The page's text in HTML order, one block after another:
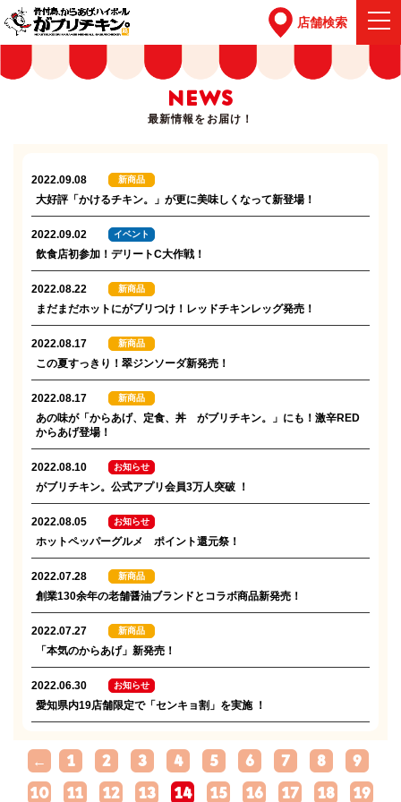
店舗検索
NEWS
最新情報をお届け！
2022.09.08 新商品
大好評「かけるチキン。」が更に美味しくなって新登場！
2022.09.02 イベント
飲食店初参加！デリートC大作戦！
2022.08.22 新商品
まだまだホットにがブリつけ！レッドチキンレッグ発売！
2022.08.17 新商品
この夏すっきり！翠ジンソーダ新発売！
2022.08.17 新商品
あの味が「からあげ、定食、丼 がブリチキン。」にも！激辛RED
からあげ登場！
2022.08.10 お知らせ
がブリチキン。公式アプリ会員3万人突破 ！
2022.08.05 お知らせ
ホットペッパーグルメ ポイント還元祭！
2022.07.28 新商品
創業130余年の老舗醤油ブランドとコラボ商品新発売！
2022.07.27 新商品
「本気のからあげ」新発売！
2022.06.30 お知らせ
愛知県内19店舗限定で「センキョ割」を実施 ！
← 1 2 3 4 5 6 7 8 9
10 11 12 13 14 15 16 17 18 19